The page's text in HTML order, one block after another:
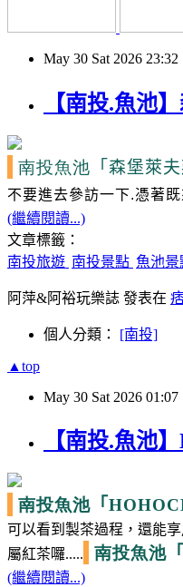
May 30 Sat 2026 23:32
【南投.魚池
南投魚池 「森堡萊夫
不要進去參訪一下.憑著既
(繼續閱讀...)
文章標籤：
南投旅遊 南投景點 魚池景
阿萍&阿裕玩樂誌 發表在
個人分類： [南投]
▲top
May 30 Sat 2026 01:07
【南投.魚池
南投魚池 「
可以看到製茶過程，還能
屬紅茶囉.....
南投魚池
(繼續閱讀...)